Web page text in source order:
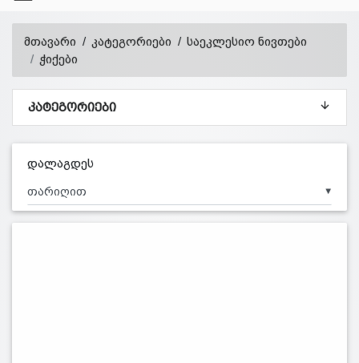
მთავარი კატეგორიები
საეკლესიო ნივთები
ჭიქები
ᲙᲐᲢᲔᲒᲝᲠᲘᲔᲑᲘ
დალაგდეს
▼